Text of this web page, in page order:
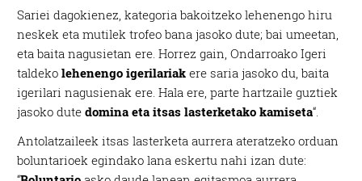
Sariei dagokienez, kategoria bakoitzeko lehenengo hiru
neskek eta mutilek trofeo bana jasoko dute; bai umeetan,
eta baita nagusietan ere. Horrez gain, Ondarroako Igeri
taldekolehenengo igerilariak ere saria jasoko du, baita
igerilari nagusienak ere. Hala ere, parte hartzaile guztiek
jasoko dutedomina eta itsas lasterketako kamiseta“.
Antolatzaileek itsas lasterketa aurrera ateratzeko orduan
boluntarioek egindako lana eskertu nahi izan dute: